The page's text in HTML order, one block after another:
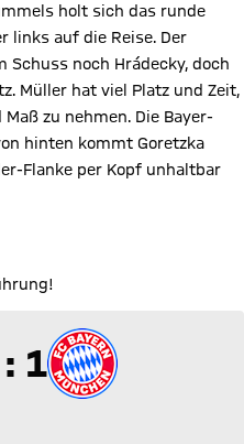
holt sich das runde
links auf die Reise. Der
noch Hrádecky, doch
Müller hat viel Platz und Zeit,
zu nehmen. Die Bayer-
hinten kommt Goretzka
Flanke per Kopf unhaltbar
1
1